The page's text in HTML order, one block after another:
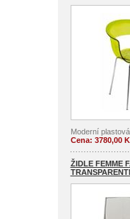
Moderní
Cena: 3780,00
ŽIDLE FEMME